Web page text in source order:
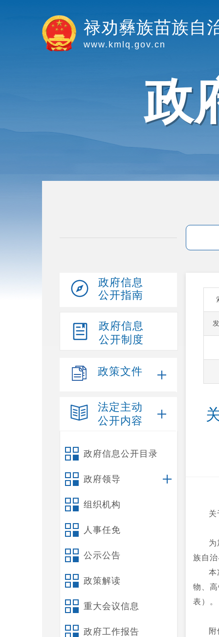
禄劝彝族苗族自
www.kmlq.gov.cn
政
政府信息
公开指南
政府信息
公开制度
政策文件
法定主动
公开内容
政府信息公开目录
政府领导
组织机构
人事任免
公示公告
政策解读
重大会议信息
政府工作报告
关
为
族自
本
物、
表）